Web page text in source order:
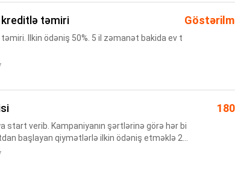
kreditlə təmiri
Ilkin ödəniş 50%. 5 il zəmanət bakida ev t
start verib. Kampaniyanın şərtlərinə görə hər bi
başlayan qiymətlərlə ilkin ödəniş etməklə 2
biləcəkdir. Kampaniyadan yararlanmaq və ev
180